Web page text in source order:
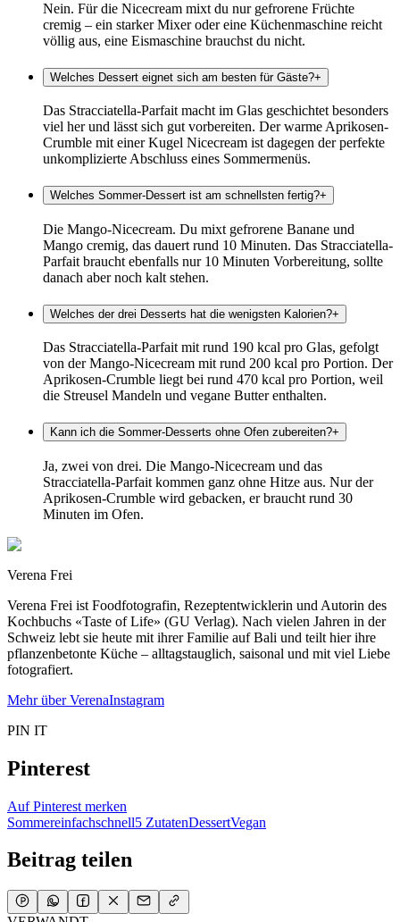
Nein. Für die Nicecream mixt du nur gefrorene Früchte
cremig – ein starker Mixer oder eine Küchenmaschine reicht
völlig aus, eine Eismaschine brauchst du nicht.
Welches Dessert eignet sich am besten für Gäste?+
Das Stracciatella-Parfait macht im Glas geschichtet besonders
viel her und lässt sich gut vorbereiten. Der warme Aprikosen-
Crumble mit einer Kugel Nicecream ist dagegen der perfekte
unkomplizierte Abschluss eines Sommermenüs.
Welches Sommer-Dessert ist am schnellsten fertig?+
Die Mango-Nicecream. Du mixt gefrorene Banane und
Mango cremig, das dauert rund 10 Minuten. Das Stracciatella-
Parfait braucht ebenfalls nur 10 Minuten Vorbereitung, sollte
danach aber noch kalt stehen.
Welches der drei Desserts hat die wenigsten Kalorien?+
Das Stracciatella-Parfait mit rund 190 kcal pro Glas, gefolgt
von der Mango-Nicecream mit rund 200 kcal pro Portion. Der
Aprikosen-Crumble liegt bei rund 470 kcal pro Portion, weil
die Streusel Mandeln und vegane Butter enthalten.
Kann ich die Sommer-Desserts ohne Ofen zubereiten?+
Ja, zwei von drei. Die Mango-Nicecream und das
Stracciatella-Parfait kommen ganz ohne Hitze aus. Nur der
Aprikosen-Crumble wird gebacken, er braucht rund 30
Minuten im Ofen.
Verena Frei
Verena Frei ist Foodfotografin, Rezeptentwicklerin und Autorin des
Kochbuchs «Taste of Life» (GU Verlag). Nach vielen Jahren in der
Schweiz lebt sie heute mit ihrer Familie auf Bali und teilt hier ihre
pflanzenbetonte Küche – alltagstauglich, saisonal und mit viel Liebe
fotografiert.
Mehr über VerenaInstagram
PIN IT
Pinterest
Auf Pinterest merken
Sommereinfachschnell5 ZutatenDessertVegan
Beitrag teilen